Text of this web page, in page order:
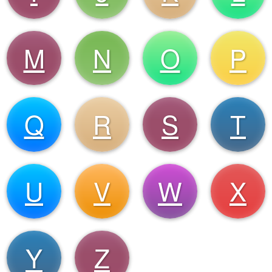
M
N O
P
Q
R S
T
U
V W
X
Y
Z